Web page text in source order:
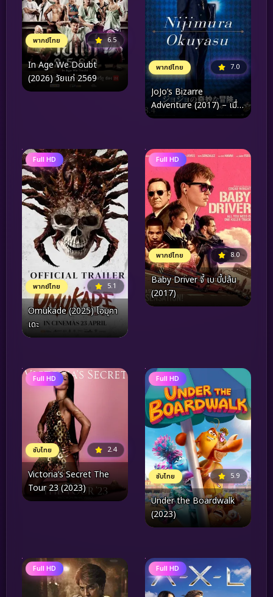
พากย์ไทย 6.5
In Age We Doubt
(2026) วัยแก่ 2569
พากย์ไทย 7.0
JoJo’s Bizarre
Adventure (2017) – เมื่อ
“จิตวิญญาณแสนประหลาด”
Full HD
พากย์ไทย 5.1
Omukade (2025) โอมุคา
เดะ
Full HD
พากย์ไทย 8.0
Baby Driver จี้ เบ บี้ปล้น
(2017)
Full HD
ซับไทย 2.4
Victoria’s Secret The
Tour 23 (2023)
Full HD
ซับไทย 5.9
Under the Boardwalk
(2023)
Full HD Full HD